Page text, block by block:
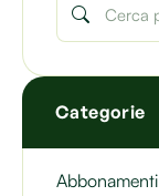
Categorie
Abbonamenti